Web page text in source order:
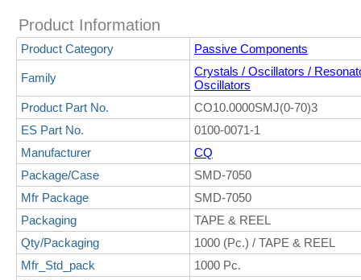
Product Information
Product Category Passive Components
Family
Crystals / Oscillators /
Oscillators
Product Part No.
CO10.0000SMJ(0-70)3
ES Part No.
0100-0071-1
Manufacturer
CQ
Package/Case
SMD-7050
Mfr Package
SMD-7050
Packaging
TAPE & REEL
Qty/Packaging
1000 (Pc.) / TAPE & REEL
Mfr_Std_pack
1000 Pc.